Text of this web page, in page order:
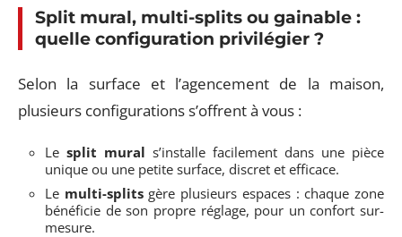
Split mural, multi-splits ou gainable :
quelle configuration privilégier ?
Selon la surface et l’agencement de la maison,
plusieurs configurations s’offrent à vous :
Le split mural s’installe facilement dans une pièce
unique ou une petite surface, discret et efficace.
Le multi-splitsgère plusieurs espaces : chaque zone
bénéficie de son propre réglage, pour un confort sur-
mesure.